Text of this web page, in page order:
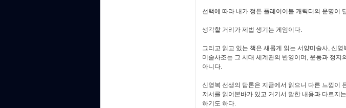
선택에 따라 내가 정든 플레이어블 캐릭터의 운명이
생각할 거리가 제법 생기는 게임이다.
그리고 읽고 있는 책은 새롭게 읽는 서양미술사, 신
미술사조는 그 시대 세계관의 반영이며, 운동과 정
아니다.
신영복 선생의 담론은 지금에서 읽으니 다른 느낌이
저서를 읽어본바가 있고 거기서 말한 내용과 다르지
하기도 하다.